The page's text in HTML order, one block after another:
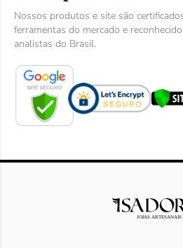
Nossos produtos e site são
ferramentas do mercado e
analistas do Brasil.